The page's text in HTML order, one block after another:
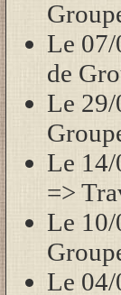
Le
de
Le
Le
=>
Le
Le